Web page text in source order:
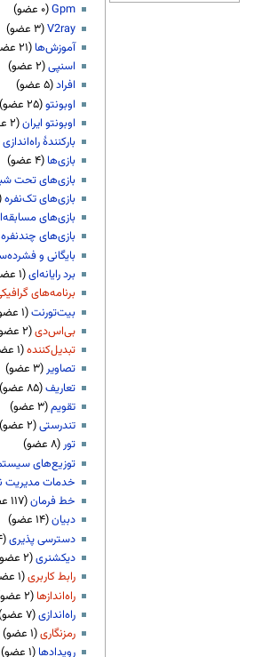
Gpm
V2ray
آموزش‌ها
اسنپی
‎‏ (۲ عضو)
افراد
‎‏ (۵ عضو)
اوبونتو
‎‏ (۲۵ عضو)
اوبونتو ایران
‎‏ (۲ عضو)
بارکنندهٔ راه‌اندازی
‎‏ (۰ عضو)
بازی‌ها
بازی‌های تحت
بازی‌های تک‌نفره
‎‏ (۱ عضو)
بازی‌های
بازی‌های چندنفره
‎‏ (۲ عضو)
بایگانی و
برد رایانه‌ای
‎‏ (۱ عضو)
برنامه‌های
بیت‌تورنت
‎‏ (۱ عضو)
بی‌اس‌دی
‎‏ (۲ عضو)
تبدیل‌کننده
‎‏ (۱ عضو)
تصاویر
‎‏ (۳ عضو)
تعاریف
‎‏ (۸۵ عضو)
تقویم
‎‏ (۳ عضو)
تندرستی
‎‏ (۲ عضو)
تور
‎‏ (۸ عضو)
توزیع‌های
خدمات مدیریت
خط فرمان
‎‏ (۱۱۷ عضو)
دبیان
‎‏ (۱۴ عضو)
دسترسی پذیری
‎‏ (۴ عضو)
دیکشنری
‎‏ (۲ عضو)
رابط کاربری
‎‏ (۱ عضو)
راه‌اندازها
راه‌اندازی
‎‏ (۷ عضو)
رمزنگاری
‎‏ (۱ عضو)
رویدادها